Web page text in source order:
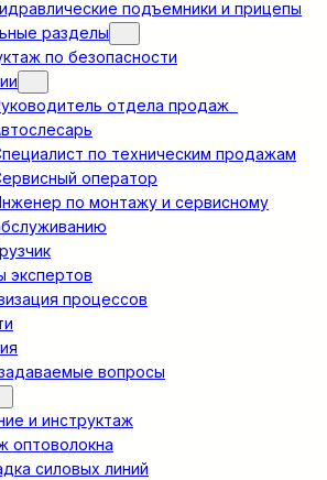
подъемники и прицепы
разделы
по безопасности
отдела продаж
по техническим продажам
оператор
по монтажу и сервисному
экспертов
процессов
вопросы
и инструктаж
оптоволокна
силовых линий